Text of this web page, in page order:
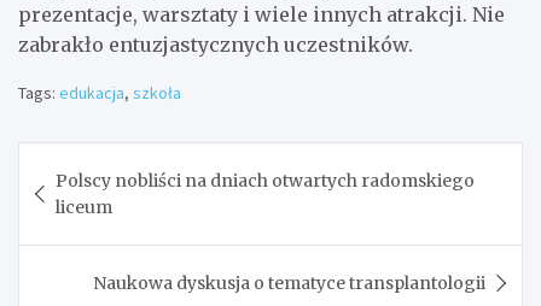
prezentacje, warsztaty i wiele innych atrakcji. Nie
zabrakło entuzjastycznych uczestników.
Tags: edukacja, szkoła
wpisu
Polscy nobliści na dniach otwartych radomskiego
liceum
Naukowa dyskusja o tematyce transplantologii